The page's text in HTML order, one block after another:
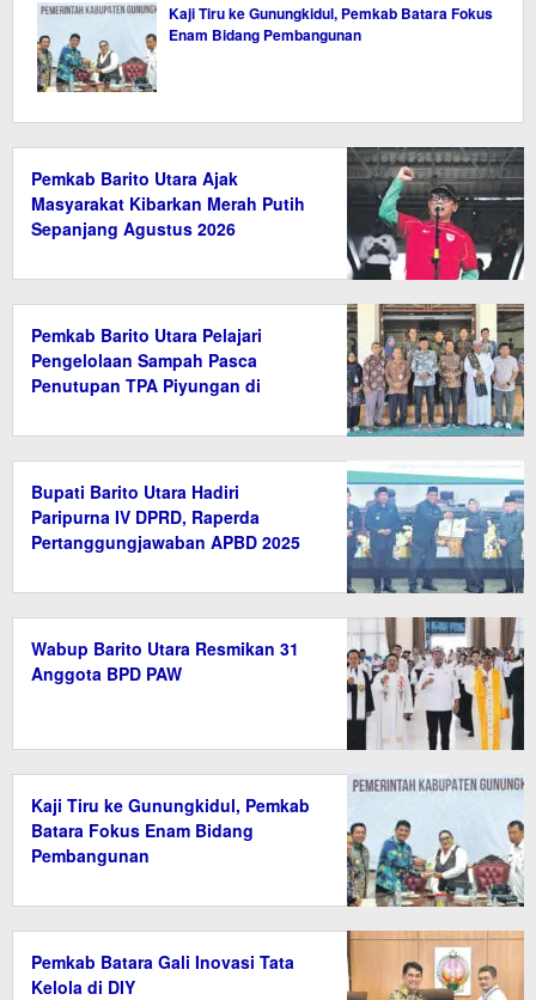
Kaji Tiru ke Gunungkidul, Pemkab Batara Fokus
Enam Bidang Pembangunan
Pemkab Barito Utara Ajak
Masyarakat Kibarkan Merah Putih
Sepanjang Agustus 2026
Pemkab Barito Utara Pelajari
Pengelolaan Sampah Pasca
Penutupan TPA Piyungan di
Bupati Barito Utara Hadiri
Paripurna IV DPRD, Raperda
Pertanggungjawaban APBD 2025
Wabup Barito Utara Resmikan 31
Anggota BPD PAW
Kaji Tiru ke Gunungkidul, Pemkab
Batara Fokus Enam Bidang
Pembangunan
Pemkab Batara Gali Inovasi Tata
Kelola di DIY